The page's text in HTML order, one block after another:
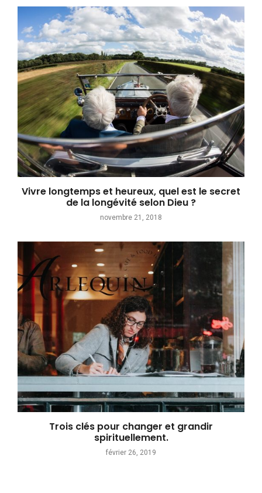
Vivre longtemps et heureux, quel est le secret
de la longévité selon Dieu ?
novembre 21, 2018
Trois clés pour changer et grandir
spirituellement.
février 26, 2019